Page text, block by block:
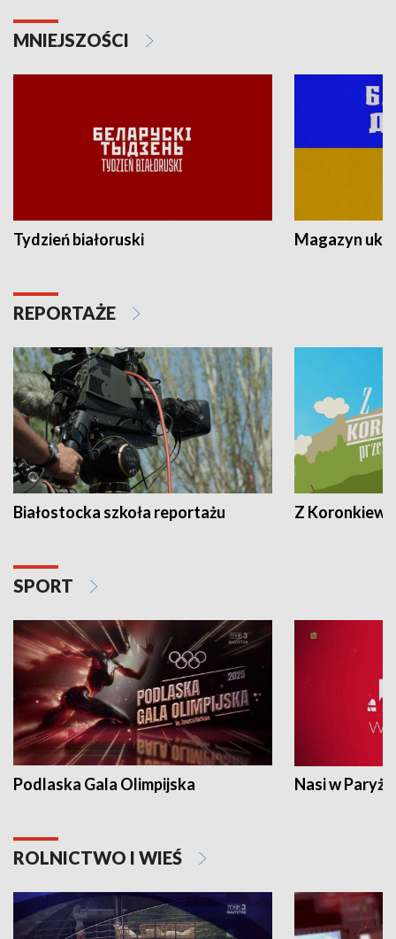
MNIEJSZOŚCI
Tydzień białoruski Magazyn
REPORTAŻE
Białostocka szkoła reportażu Z
SPORT
Podlaska Gala Olimpijska Nasi w Paryżu
ROLNICTWO I WIEŚ